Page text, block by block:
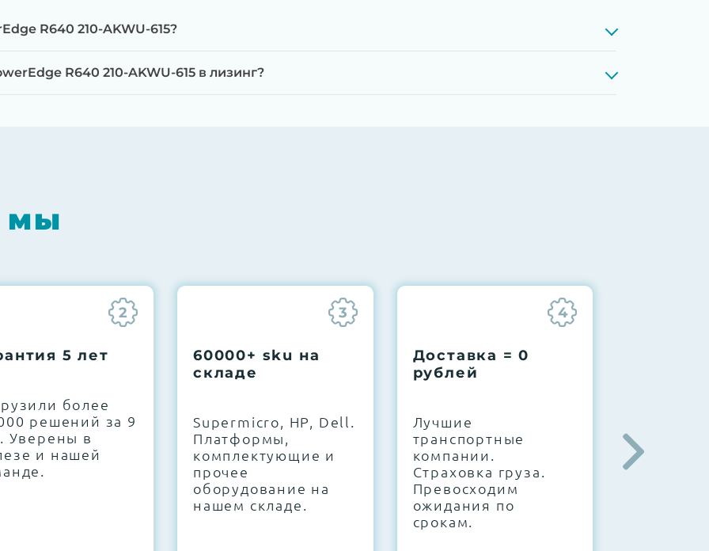
на специализированном оборудовании с проверкой памяти, процессоров,
нагрузкой в течение 72 часов для проверки стабильности всех подсистем
R640 210-AKWU-615?
R640 210-AKWU-615 в лизинг?
мы
2
5 лет
более
решений за 9
Уверены в
и нашей
3
60000+ sku на
складе
Supermicro, HP, Dell.
Платформы,
комплектующие и
прочее
оборудование на
нашем складе.
4
Доставка = 0
рублей
Лучшие
транспортные
компании.
Страховка груза.
Превосходим
ожидания по
срокам.
штате.
10000+